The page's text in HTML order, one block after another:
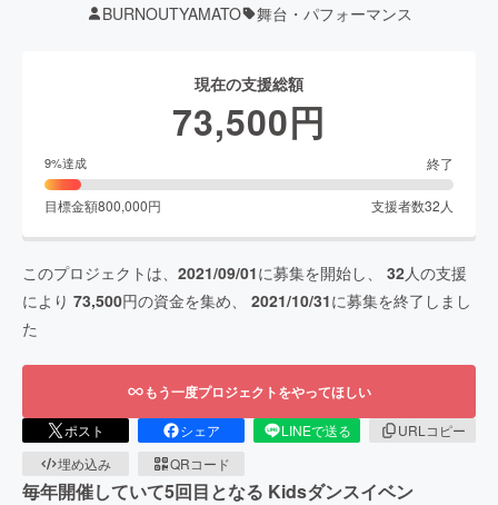
BURNOUTYAMATO 舞台・パフォーマンス
現在の支援総額
73,500円
9%達成 終了
目標金額800,000円 支援者数32 人
このプロジェクトは、 2021/09/01に募集を開始し、 32人の支援
により 73,500円の資金を集め、 2021/10/31に募集を終了しまし
た
もう一度プロジェクトをやってほしい
ポスト シェア LINEで送る
URLコピー
埋め込み
QRコード
毎年開催していて5回目となる Kidsダンスイベン